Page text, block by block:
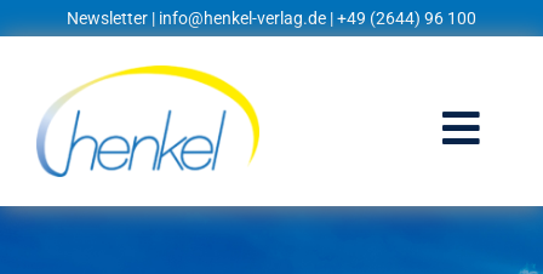
Inhalt
Newsletter | info@henkel-verlag.de | +49 (2644) 96 100
Startseite